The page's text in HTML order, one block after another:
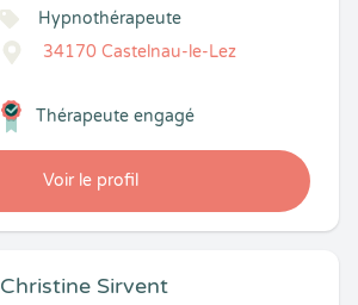
Hypnothérapeute
34170 Castelnau-le-Lez
Voir le profil
Thérapeute engagé
Christine Sirvent